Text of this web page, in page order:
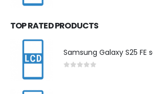
TOP RATED PRODUCTS
Samsung Galaxy S25